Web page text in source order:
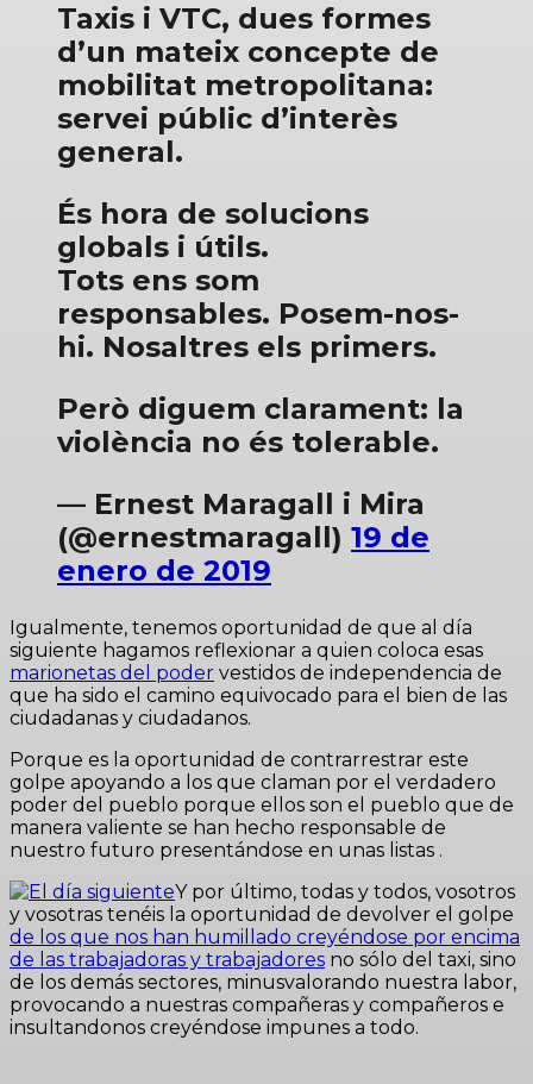
Taxis i VTC, dues formes
d’un mateix concepte de
mobilitat metropolitana:
servei públic d’interès
general.
És hora de solucions
globals i útils.
Tots ens som
responsables. Posem-nos-
hi. Nosaltres els primers.
Però diguem clarament: la
violència no és tolerable.
— Ernest Maragall i Mira
(@ernestmaragall) 19 de
enero de 2019
Igualmente, tenemos oportunidad de que al día
siguiente hagamos reflexionar a quien coloca esas
marionetas del poder vestidos de independencia de
que ha sido el camino equivocado para el bien de las
ciudadanas y ciudadanos.
Porque es la oportunidad de contrarrestrar este
golpe apoyando a los que claman por el verdadero
poder del pueblo porque ellos son el pueblo que de
manera valiente se han hecho responsable de
nuestro futuro presentándose en unas listas .
Y por último, todas y todos, vosotros
y vosotras tenéis la oportunidad de devolver el golpe
de los que nos han humillado creyéndose por encima
de las trabajadoras y trabajadores no sólo del taxi, sino
de los demás sectores, minusvalorando nuestra labor,
provocando a nuestras compañeras y compañeros e
insultandonos creyéndose impunes a todo.